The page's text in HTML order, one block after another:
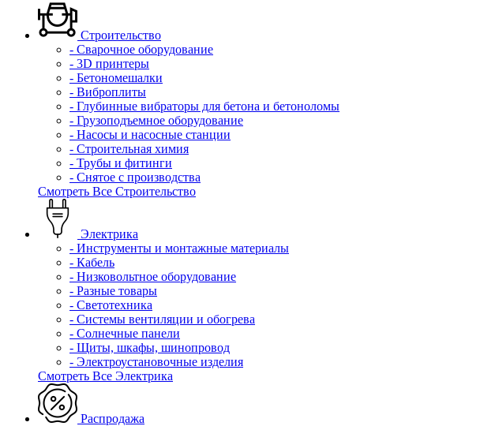
Строительство
- Сварочное оборудование
- 3D принтеры
- Бетономешалки
- Виброплиты
- Глубинные вибраторы для бетона и бетоноломы
- Грузоподъемное оборудование
- Насосы и насосные станции
- Строительная химия
- Трубы и фитинги
- Снятое с производства
Смотреть Все Строительство
Электрика
- Инструменты и монтажные материалы
- Кабель
- Низковольтное оборудование
- Разные товары
- Светотехника
- Системы вентиляции и обогрева
- Солнечные панели
- Щиты, шкафы, шинопровод
- Электроустановочные изделия
Смотреть Все Электрика
Распродажа